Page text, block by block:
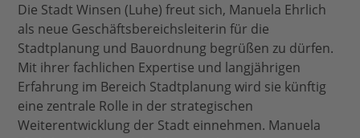
Die Stadt Winsen (Luhe) freut sich, Manuela Ehrlich
als neue Geschäftsbereichsleiterin für die
Stadtplanung und Bauordnung begrüßen zu dürfen.
Mit ihrer fachlichen Expertise und langjährigen
Erfahrung im Bereich Stadtplanung wird sie künftig
eine zentrale Rolle in der strategischen
Weiterentwicklung der Stadt einnehmen. Manuela